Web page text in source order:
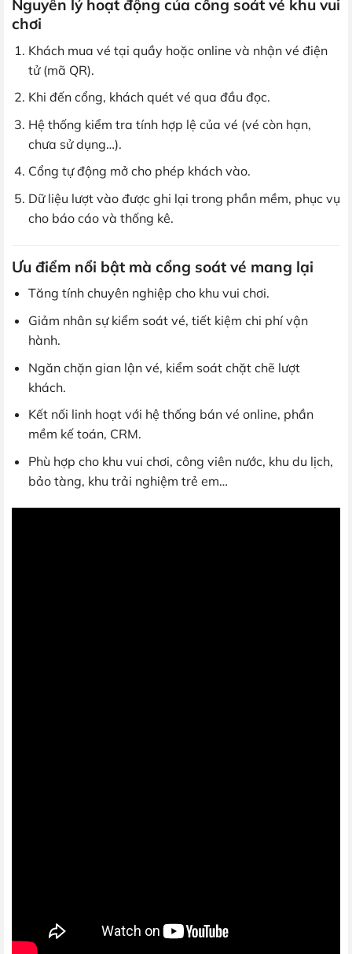
Nguyên lý hoạt động của cổng soát vé khu vui
chơi
Khách mua vé tại quầy hoặc online và nhận vé điện
tử (mã QR).
Khi đến cổng, khách quét vé qua đầu đọc.
Hệ thống kiểm tra tính hợp lệ của vé (vé còn hạn,
chưa sử dụng…).
Cổng tự động mở cho phép khách vào.
Dữ liệu lượt vào được ghi lại trong phần mềm, phục vụ
cho báo cáo và thống kê.
Ưu điểm nổi bật mà cổng soát vé mang lại
Tăng tính chuyên nghiệp cho khu vui chơi.
Giảm nhân sự kiểm soát vé, tiết kiệm chi phí vận
hành.
Ngăn chặn gian lận vé, kiểm soát chặt chẽ lượt
khách.
Kết nối linh hoạt với hệ thống bán vé online, phần
mềm kế toán, CRM.
Phù hợp cho khu vui chơi, công viên nước, khu du lịch,
bảo tàng, khu trải nghiệm trẻ em…